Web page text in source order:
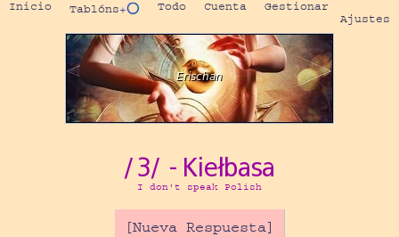
Inicio Tablóns+⭕ Todo Cuenta
Gestionar
Ajustes
/3/ - Kiełbasa
I don't speak Polish
[Nueva Respuesta]